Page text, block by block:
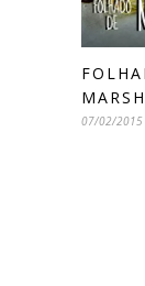
07/02/2015